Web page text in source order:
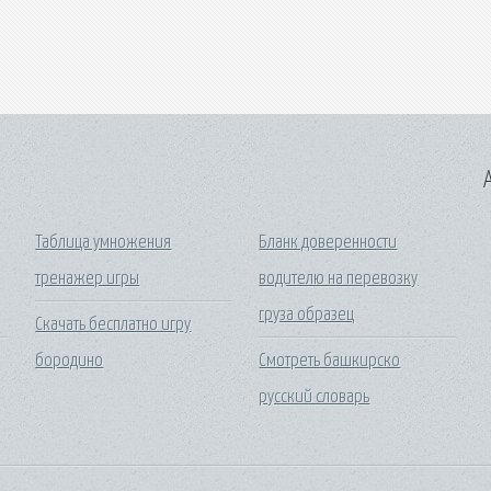
Таблица умножения
тренажер игры
Скачать бесплатно игру
бородино
Бланк доверенности
водителю на перевозку
груза образец
Смотреть башкирско
русский словарь